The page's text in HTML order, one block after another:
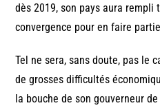
dès 2019, son pays aura rempli
convergence pour en faire
Tel ne sera, sans doute, pas le
de grosses difficultés
la bouche de son gouverneur